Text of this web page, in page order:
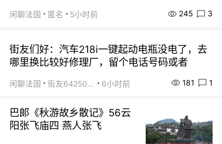
闲聊法国 匿名 5小时前 245 3
街友们好：汽车218i一键起动电瓶没电了，去
哪里换比较好修理厂，留个电话号码或者
闲聊法国 街友64250024 6小时前 181 1
巴郞《秋游故乡散记》56云
阳张飞庙四 燕人张飞